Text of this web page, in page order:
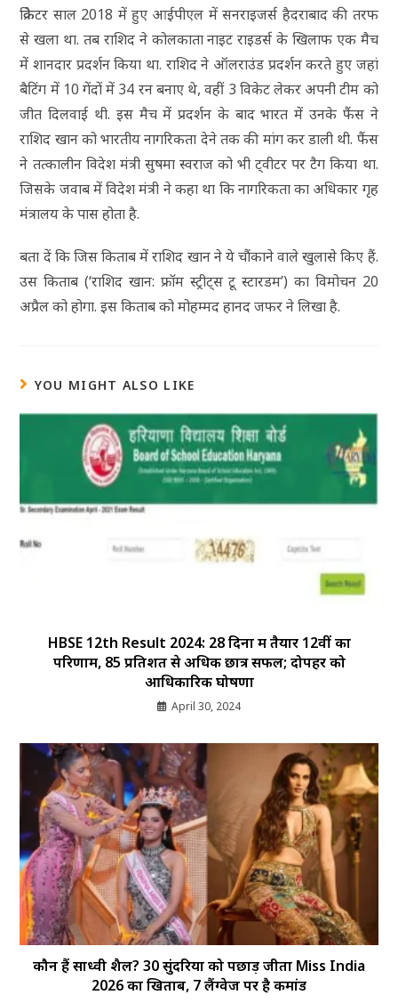
क्रिकेटर साल 2018 में हुए आईपीएल में सनराइजर्स हैदराबाद की तरफ
से खला था. तब राशिद ने कोलकाता नाइट राइडर्स के खिलाफ एक मैच
में शानदार प्रदर्शन किया था. राशिद ने ऑलराउंड प्रदर्शन करते हुए जहां
बैटिंग में 10 गेंदों में 34 रन बनाए थे, वहीं 3 विकेट लेकर अपनी टीम को
जीत दिलवाई थी. इस मैच में प्रदर्शन के बाद भारत में उनके फैंस ने
राशिद खान को भारतीय नागरिकता देने तक की मांग कर डाली थी. फैंस
ने तत्कालीन विदेश मंत्री सुषमा स्वराज को भी ट्वीटर पर टैग किया था.
जिसके जवाब में विदेश मंत्री ने कहा था कि नागरिकता का अधिकार गृह
मंत्रालय के पास होता है.
बता दें कि जिस किताब में राशिद खान ने ये चौंकाने वाले खुलासे किए हैं.
उस किताब (‘राशिद खान: फ्रॉम स्ट्रीट्स टू स्टारडम’) का विमोचन 20
अप्रैल को होगा. इस किताब को मोहम्मद हानद जफर ने लिखा है.
YOU MIGHT ALSO LIKE
HBSE 12th Result 2024: 28 दिनों में तैयार 12वीं का
परिणाम, 85 प्रतिशत से अधिक छात्र सफल; दोपहर को
आधिकारिक घोषणा
April 30, 2024
कौन हैं साध्वी शैल? 30 सुंदरियों को पछाड़ जीता Miss India
2026 का खिताब, 7 लैंग्वेज पर है कमांड